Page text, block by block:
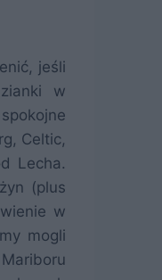
jeśli
w
Celtic,
Lecha.
(plus
w
mogli